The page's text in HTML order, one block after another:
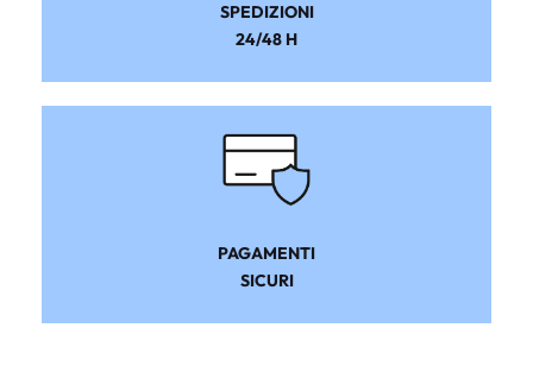
SPEDIZIONI
24/48 H
PAGAMENTI
SICURI